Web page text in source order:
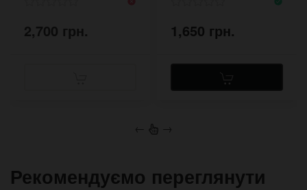
2,700 грн. 1,650 грн.
← →
Рекомендуємо переглянути